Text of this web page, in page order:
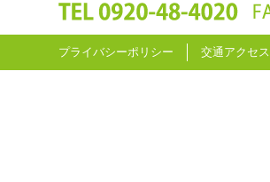
プライバシーポリシー 交通アクセス